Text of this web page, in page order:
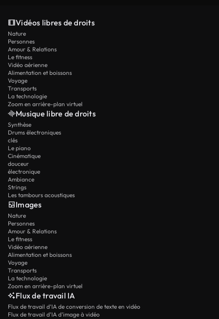
Vidéos libres de droits
Nature
Personnes
Amour & Relations
Le fitness
Vidéo aérienne
Alimentation et boissons
Voyage
Transports
La technologie
Zoom en arrière-plan virtuel
Musique libre de droits
Synthèse
Drums électroniques
clés
Le piano
Cinématique
douceur
électronique
Ambiance
Strings
Les tambours acoustiques
Images
Nature
Personnes
Amour & Relations
Le fitness
Vidéo aérienne
Alimentation et boissons
Voyage
Transports
La technologie
Zoom en arrière-plan virtuel
Flux de travail IA
Flux de travail d’IA de conversion de texte en vidéo
Flux de travail d’IA d’image à vidéo